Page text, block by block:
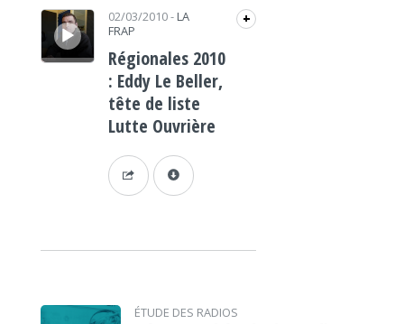
Lecteur audio 02/03/2010- LA
FRAP
+
Régionales 2010
: Eddy Le Beller,
tête de liste
Lutte Ouvrière
ÉTUDE DES RADIOS